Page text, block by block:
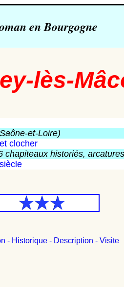
en Bourgogne
lès-
et-Loire)
clocher
chapiteaux historiés,
- Historique- Description - Visite